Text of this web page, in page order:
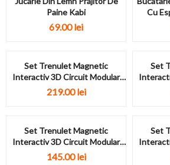
Paine Kabi
69.00lei
Cu
Set Trenulet Magnetic
Interactiv 3D Circuit Modular
Anti-Gravitatie 68...
219.00lei
Set
Set Trenulet Magnetic
Interactiv 3D Circuit Modular
Anti-Gravitatie 35...
145.00lei
Set